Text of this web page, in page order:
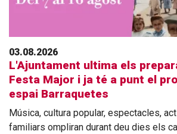
03.08.2026
L'Ajuntament ultima els
Festa Major i ja té a punt el
espai Barraquetes
Música, cultura popular, espectacles,
familiars ompliran durant deu dies els